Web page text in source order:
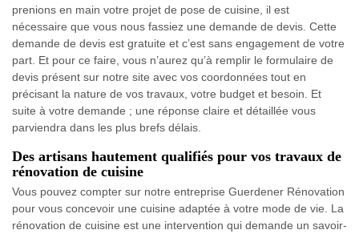
prenions en main votre projet de pose de cuisine, il est
nécessaire que vous nous fassiez une demande de devis. Cette
demande de devis est gratuite et c’est sans engagement de votre
part. Et pour ce faire, vous n’aurez qu’à remplir le formulaire de
devis présent sur notre site avec vos coordonnées tout en
précisant la nature de vos travaux, votre budget et besoin. Et
suite à votre demande ; une réponse claire et détaillée vous
parviendra dans les plus brefs délais.
Des artisans hautement qualifiés pour vos travaux de
rénovation de cuisine
Vous pouvez compter sur notre entreprise Guerdener Rénovation
pour vous concevoir une cuisine adaptée à votre mode de vie. La
rénovation de cuisine est une intervention qui demande un savoir-